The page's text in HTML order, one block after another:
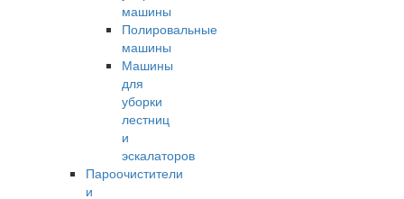
машины
Полировальные
машины
Машины
для
уборки
лестниц
и
эскалаторов
Пароочистители
и